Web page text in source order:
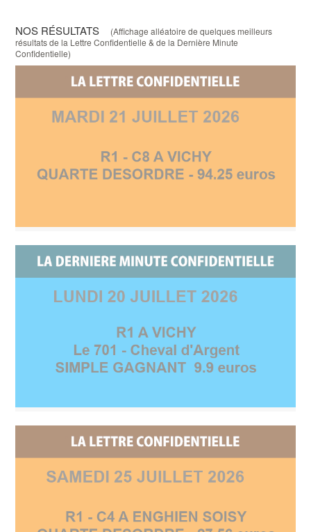
NOS RÉSULTATS
(Affichage alléatoire de quelques meilleurs
résultats de la Lettre Confidentielle & de la Dernière Minute
Confidentielle)